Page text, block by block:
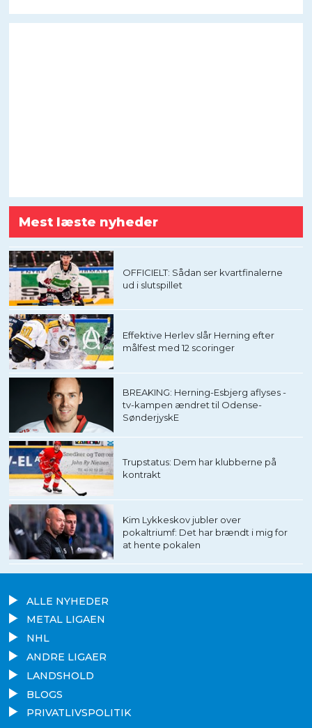
Mest læste nyheder
OFFICIELT: Sådan ser kvartfinalerne
ud i slutspillet
Effektive Herlev slår Herning efter
målfest med 12 scoringer
BREAKING: Herning-Esbjerg aflyses -
tv-kampen ændret til Odense-
SønderjyskE
Trupstatus: Dem har klubberne på
kontrakt
Kim Lykkeskov jubler over
pokaltriumf: Det har brændt i mig for
at hente pokalen
ALLE NYHEDER
METAL LIGAEN
NHL
ANDRE LIGAER
LANDSHOLD
BLOGS
PRIVATLIVSPOLITIK